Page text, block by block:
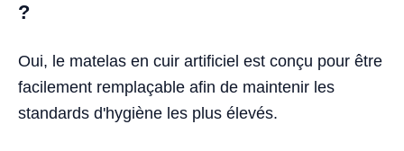
?
Oui, le matelas en cuir artificiel est conçu pour être
facilement remplaçable afin de maintenir les
standards d'hygiène les plus élevés.